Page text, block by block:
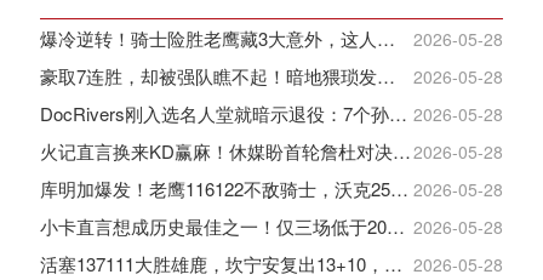
爆冷逆转！骑士险胜老鹰藏3大意外，这人彻底沦为季后赛鸡肋 2026-05-28
豪取7连胜，却被强队瞧不起！暗地猥琐发育，雷霆卫冕的劲敌来了 2026-05-28
DocRivers刚入选名人堂就暗示退役：7个孙辈等不起了 2026-05-28
火记直言换来KD赢麻！休媒盼首轮詹杜对决：湖人内部生嫌隙利火箭2026-05-28
库明加爆发！老鹰116122不敌骑士，沃克25+4+2+2，约翰逊12+11+6 2026-05-28
小卡直言想成历史最佳之一！仅三场低于20+入巅峰保底最佳三阵 2026-05-28
活塞137111大胜雄鹿，坎宁安复出13+10，杜伦21分9板 2026-05-28